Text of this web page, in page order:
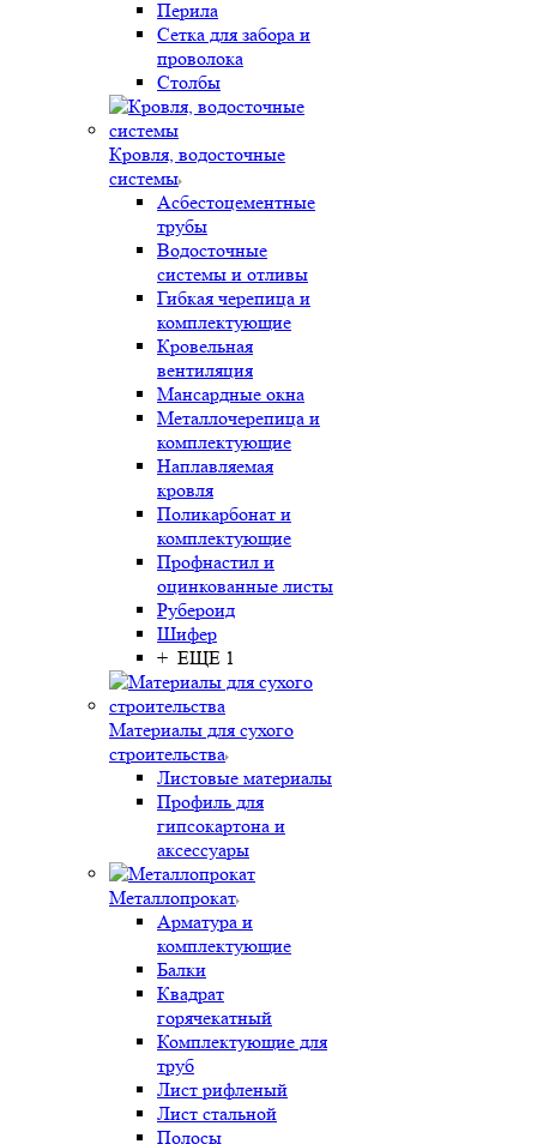
Перила
Сетка для забора и
проволока
Столбы
Кровля, водосточные
системы
Асбестоцементные
трубы
Водосточные
системы и отливы
Гибкая черепица и
комплектующие
Кровельная
вентиляция
Мансардные окна
Металлочерепица и
комплектующие
Наплавляемая
кровля
Поликарбонат и
комплектующие
Профнастил и
оцинкованные листы
Рубероид
Шифер
+ ЕЩЕ 1
Материалы для сухого
строительства
Листовые материалы
Профиль для
гипсокартона и
аксессуары
Металлопрокат
Арматура и
комплектующие
Балки
Квадрат
горячекатный
Комплектующие для
труб
Лист рифленый
Лист стальной
Полосы